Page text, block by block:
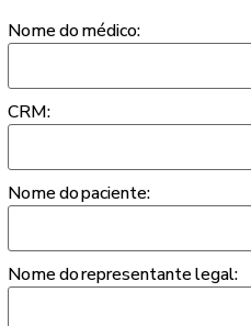
Nome do médico:
CRM:
Nome do paciente:
Nome do representante legal: